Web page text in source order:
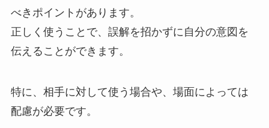
べきポイントがあります。
正しく使うことで、誤解を招かずに自分の意図を
伝えることができます。
特に、相手に対して使う場合や、場面によっては
配慮が必要です。